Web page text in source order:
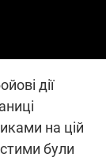
дії
на цій
були